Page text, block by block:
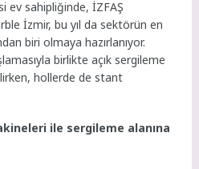
ev sahipliğinde, İZFAŞ
İzmir, bu yıl da sektörün en
biri olmaya hazırlanıyor.
birlikte açık sergileme
hollerde de stant
ile sergileme alanına